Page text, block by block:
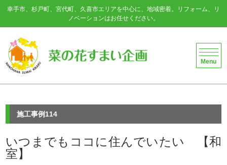
幸手市、杉戸町、宮代町、久喜市エリアを中心に、地域密着。リフォーム、リ
ノベーションはお任せください。
Menu
施工事例114
いつまでもココに住んでいたい 【和
室】